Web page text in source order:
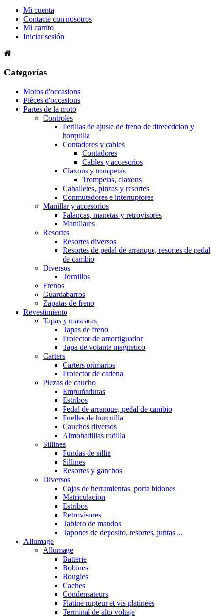
Mi cuenta
Contacte con nosotros
Mi carrito
Iniciar sesión
Categorías
Motos d'occasions
Pièces d'occasions
Partes de la moto
Controles
Perillas de ajuste de freno de direecdcion y
horquilla
Contadores y cables
Contadores
Cables y accesorios
Claxons y trompetas
Trompetas, claxons
Caballetes, pinzas y resortes
Conmutadores e interruptores
Manillar y accesorios
Palancas, manetas y retrovisores
Manillares
Resortes
Resortes diversos
Resortes de pedal de arranque, resortes de pedal
de cambio
Diversos
Tornillos
Frenos
Guardabarros
Zapatas de freno
Revestimiento
Tapas y mascaras
Tapas de freno
Protector de amortiguador
Tapa de volante magnetico
Carters
Carters primarios
Protector de cadena
Piezas de caucho
Empuñaduras
Estribos
Pedal de arranque, pedal de cambio
Fuelles de horquilla
Cauchos diversos
Almohadillas rodilla
Sillines
Fundas de sillin
Sillines
Resortes y ganchos
Diversos
Cajas de herramientas, porta bidones
Matriculacion
Estribos
Retrovisores
Tablero de mandos
Tapones de deposito, resortes, juntas ...
Allumage
Allumage
Batterie
Bobines
Bougies
Caches
Condensateurs
Platine rupteur et vis platinées
Terminal de alto voltaje